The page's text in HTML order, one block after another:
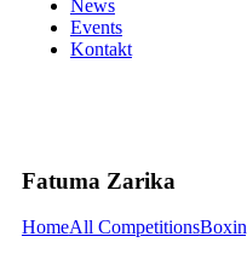
News
Events
Kontakt
Fatuma Zarika
HomeAll Competitions